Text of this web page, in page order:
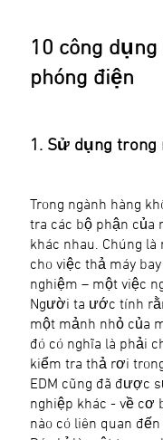
10 công
phóng điện
1. Sử dụng trong
Trong ngành hàng
tra các bộ phận của
khác nhau. Chúng
cho việc thả máy
nghiệm – một việc
Người ta ước tính
một mảnh nhỏ của
đó có nghĩa là phải
kiểm tra thả rơi
EDM cũng đã được
nghiệp khác - về cơ
nào có liên quan